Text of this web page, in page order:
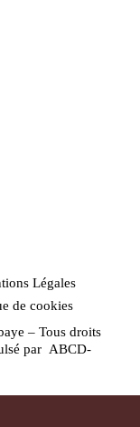
Légales
de cookies
– Tous droits
par ABCD-